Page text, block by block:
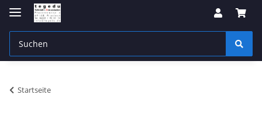
Startseite